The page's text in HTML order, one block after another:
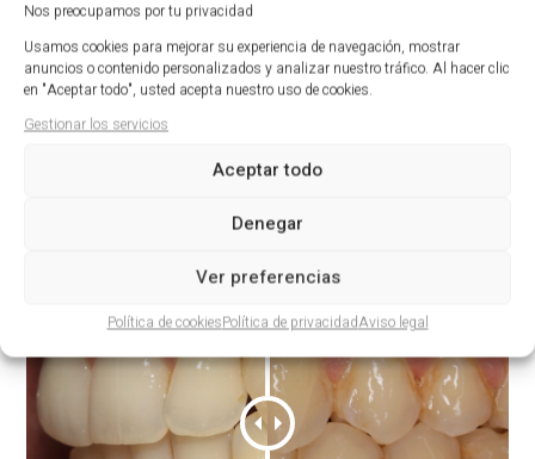
Nos preocupamos por tu privacidad
Usamos cookies para mejorar su experiencia de navegación, mostrar
anuncios o contenido personalizados y analizar nuestro tráfico. Al hacer clic
en "Aceptar todo", usted acepta nuestro uso de cookies.
Gestionar los servicios
Aceptar todo
Denegar
Ver preferencias
Política de cookiesPolítica de privacidadAviso legal